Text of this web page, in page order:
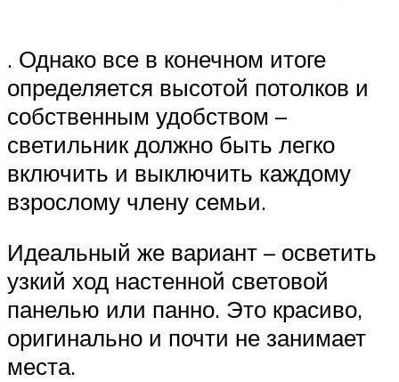
. Однако все в конечном итоге
определяется высотой потолков и
собственным удобством –
светильник должно быть легко
включить и выключить каждому
взрослому члену семьи.
Идеальный же вариант – осветить
узкий ход настенной световой
панелью или панно. Это красиво,
оригинально и почти не занимает
места.